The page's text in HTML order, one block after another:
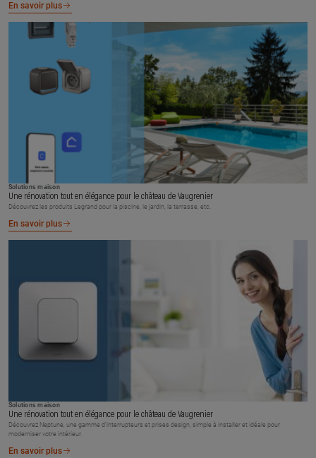
En savoir plus
Solutions maison
Une rénovation tout en élégance pour le château de Vaugrenier
Découvrez les produits Legrand pour la piscine, le jardin, la terrasse, etc.
En savoir plus
Solutions maison
Une rénovation tout en élégance pour le château de Vaugrenier
Découvrez Neptune, une gamme d’interrupteurs et prises design, simple à installer et idéale pour
moderniser votre intérieur.
En savoir plus